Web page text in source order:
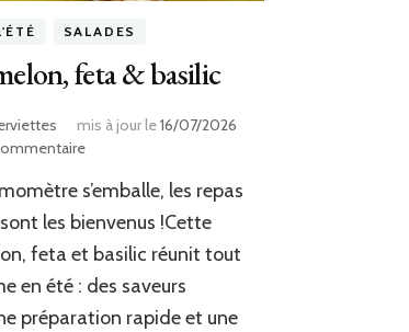
SALADES
feta & basilic
mis à jour le16/07/2026
sur
de
melon,
&
basilic
s’emballe, les repas
les bienvenus !Cette
feta et basilic réunit tout
en été : des saveurs
préparation rapide et une